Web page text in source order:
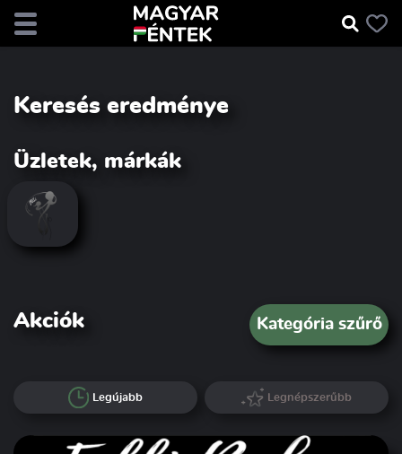
Keresés eredménye
Üzletek, márkák
Akciók Kategória szűrő
Legújabb Legnépszerűbb